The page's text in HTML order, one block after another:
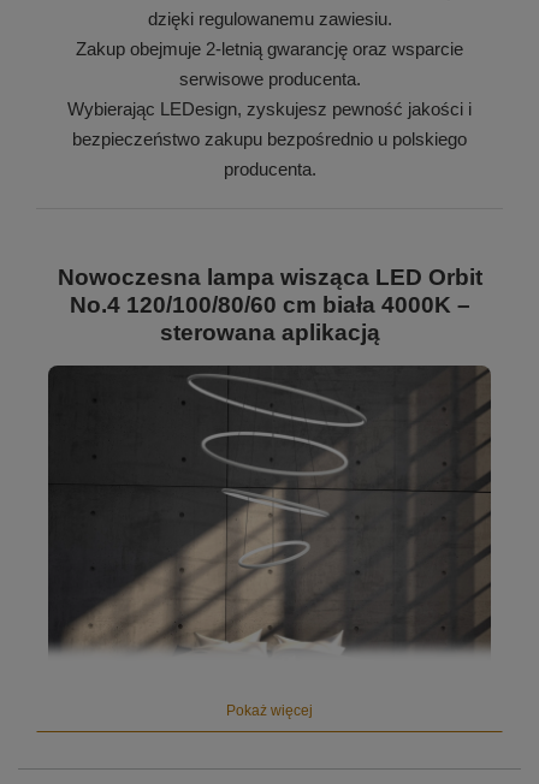
dzięki regulowanemu zawiesiu.
Zakup obejmuje 2-letnią gwarancję oraz wsparcie
serwisowe producenta.
Wybierając LEDesign, zyskujesz pewność jakości i
bezpieczeństwo zakupu bezpośrednio u polskiego
producenta.
Nowoczesna lampa wisząca LED Orbit
No.4 120/100/80/60 cm biała 4000K –
sterowana aplikacją
Pokaż więcej